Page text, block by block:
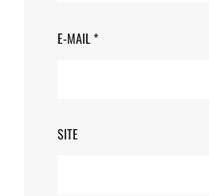
E-MAIL *
SITE